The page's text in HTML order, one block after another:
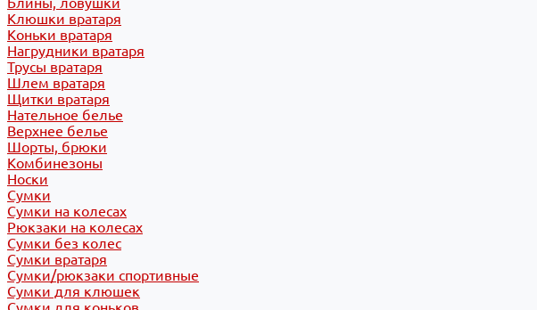
Клюшки вратаря
Коньки вратаря
Нагрудники вратаря
Трусы вратаря
Шлем вратаря
Щитки вратаря
Нательное белье
Верхнее белье
Шорты, брюки
Комбинезоны
Носки
Сумки
Сумки на колесах
Рюкзаки на колесах
Сумки без колес
Сумки вратаря
Сумки/рюкзаки спортивные
Сумки для клюшек